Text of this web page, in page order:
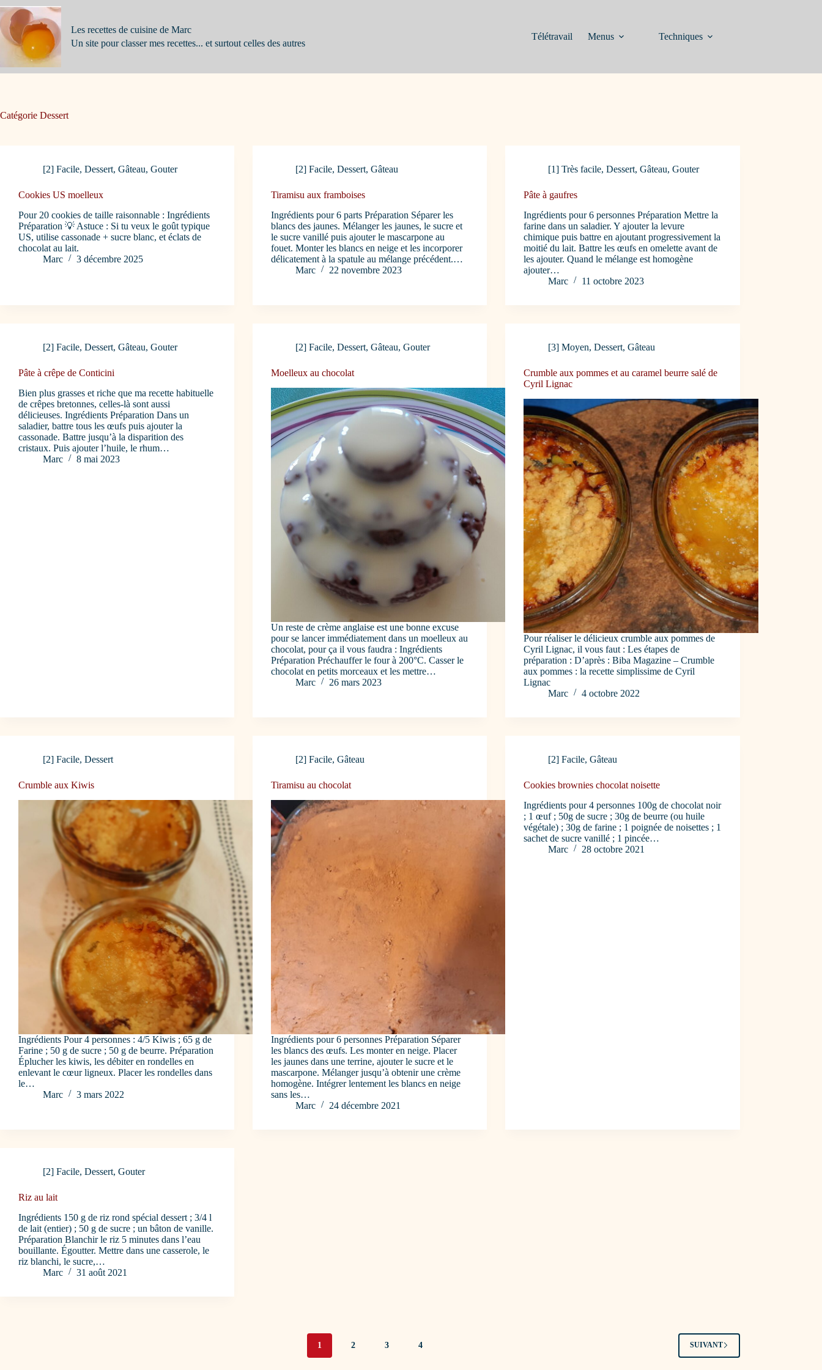
Passer
au
contenu
Les recettes de cuisine de Marc
Un site pour classer mes recettes... et surtout celles des autres
Télétravail Menus Techniques
Catégorie Dessert
[2] Facile, Dessert, Gâteau, Gouter
Cookies US moelleux
Pour 20 cookies de taille raisonnable : Ingrédients
Préparation 💡 Astuce : Si tu veux le goût typique
US, utilise cassonade + sucre blanc, et éclats de
chocolat au lait.
Marc
3 décembre 2025
[2] Facile,Dessert,Gâteau
Tiramisu aux framboises
Ingrédients pour 6 parts Préparation Séparer les
blancs des jaunes. Mélanger les jaunes, le sucre et
le sucre vanillé puis ajouter le mascarpone au
fouet. Monter les blancs en neige et les incorporer
délicatement à la spatule au mélange précédent.…
Marc
22 novembre 2023
[1] Très facile,Dessert,Gâteau,Gouter
Pâte à gaufres
Ingrédients pour 6 personnes Préparation Mettre la
farine dans un saladier. Y ajouter la levure
chimique puis battre en ajoutant progressivement la
moitié du lait. Battre les œufs en omelette avant de
les ajouter. Quand le mélange est homogène
ajouter…
Marc
11 octobre 2023
[2] Facile, Dessert, Gâteau, Gouter
Pâte à crêpe de Conticini
Bien plus grasses et riche que ma recette habituelle
de crêpes bretonnes, celles-là sont aussi
délicieuses. Ingrédients Préparation Dans un
saladier, battre tous les œufs puis ajouter la
cassonade. Battre jusqu’à la disparition des
cristaux. Puis ajouter l’huile, le rhum…
Marc
8 mai 2023
[2] Facile,Dessert,Gâteau,Gouter
Moelleux au chocolat
Un reste de crème anglaise est une bonne excuse
pour se lancer immédiatement dans un moelleux au
chocolat, pour ça il vous faudra : Ingrédients
Préparation Préchauffer le four à 200°C. Casser le
chocolat en petits morceaux et les mettre…
Marc
26 mars 2023
[3] Moyen,Dessert,Gâteau
Crumble aux pommes et au caramel beurre salé de
Cyril Lignac
Pour réaliser le délicieux crumble aux pommes de
Cyril Lignac, il vous faut : Les étapes de
préparation : D’après : Biba Magazine – Crumble
aux pommes : la recette simplissime de Cyril
Lignac
Marc
4 octobre 2022
[2] Facile, Dessert
Crumble aux Kiwis
Ingrédients Pour 4 personnes : 4/5 Kiwis ; 65 g de
Farine ; 50 g de sucre ; 50 g de beurre. Préparation
Éplucher les kiwis, les débiter en rondelles en
enlevant le cœur ligneux. Placer les rondelles dans
le…
Marc
3 mars 2022
[2] Facile,Gâteau
Tiramisu au chocolat
Ingrédients pour 6 personnes Préparation Séparer
les blancs des œufs. Les monter en neige. Placer
les jaunes dans une terrine, ajouter le sucre et le
mascarpone. Mélanger jusqu’à obtenir une crème
homogène. Intégrer lentement les blancs en neige
sans les…
Marc
24 décembre 2021
[2] Facile,Gâteau
Cookies brownies chocolat noisette
Ingrédients pour 4 personnes 100g de chocolat noir
; 1 œuf ; 50g de sucre ; 30g de beurre (ou huile
végétale) ; 30g de farine ; 1 poignée de noisettes ; 1
sachet de sucre vanillé ; 1 pincée…
Marc
28 octobre 2021
[2] Facile, Dessert, Gouter
Riz au lait
Ingrédients 150 g de riz rond spécial dessert ; 3/4 l
de lait (entier) ; 50 g de sucre ; un bâton de vanille.
Préparation Blanchir le riz 5 minutes dans l’eau
bouillante. Égoutter. Mettre dans une casserole, le
riz blanchi, le sucre,…
Marc
31 août 2021
1 2 3 4 SUIVANT